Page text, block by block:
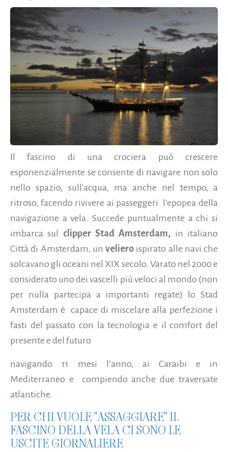
Il fascino di una crociera può crescere
esponenzialmente se consente di navigare non solo
nello spazio, sull'acqua, ma anche nel tempo, a
ritroso, facendo rivivere ai passeggeri l’epopea della
navigazione a vela. Succede puntualmente a chi si
imbarca sul clipper Stad Amsterdam, in italiano
Città di Amsterdam, un veliero ispirato alle navi che
solcavano gli oceani nel XIX secolo. Varato nel 2000 e
considerato uno dei vascelli più veloci al mondo (non
per nulla partecipa a importanti regate) lo Stad
Amsterdam è capace di miscelare alla perfezione i
fasti del passato con la tecnologia e il comfort del
presente e del futuro
navigando 11 mesi l’anno, ai Caraibi e in
Mediterraneo e compiendo anche due traversate
atlantiche.
PER CHI VUOLE "ASSAGGIARE" IL
FASCINO DELLA VELA CI SONO LE
USCITE GIORNALIERE